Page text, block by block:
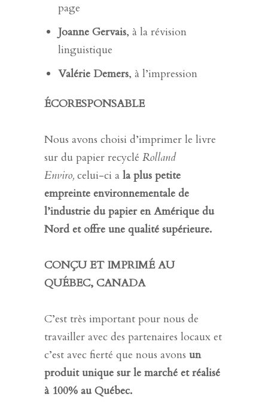
page
Joanne Gervais, à la révision
linguistique
Valérie Demers, à l’impression
ÉCORESPONSABLE
Nous avons choisi d’imprimer le livre
sur du papier recyclé Rolland
Enviro, celui-ci a la plus petite
empreinte environnementale de
l’industrie du papier en Amérique du
Nord et offre une qualité supérieure.
CONÇU ET IMPRIMÉ AU
QUÉBEC, CANADA
C’est très important pour nous de
travailler avec des partenaires locaux et
c’est avec fierté que nous avons un
produit unique sur le marché et réalisé
à 100% au Québec.